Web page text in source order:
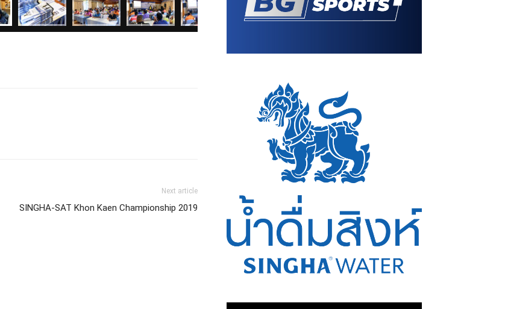
Next article
SINGHA-SAT Khon Kaen Championship 2019